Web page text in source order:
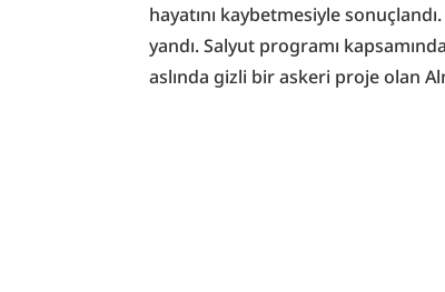
hayatını kaybetmesiyle
yandı. Salyut programı
aslında gizli bir askeri proje olan